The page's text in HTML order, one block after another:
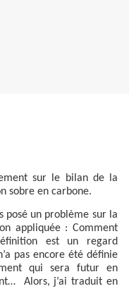
sur le bilan de la
sobre en carbone.
posé un problème sur la
appliquée : Comment
est un regard
pas encore été définie
qui sera futur en
Alors, j’ai traduit en